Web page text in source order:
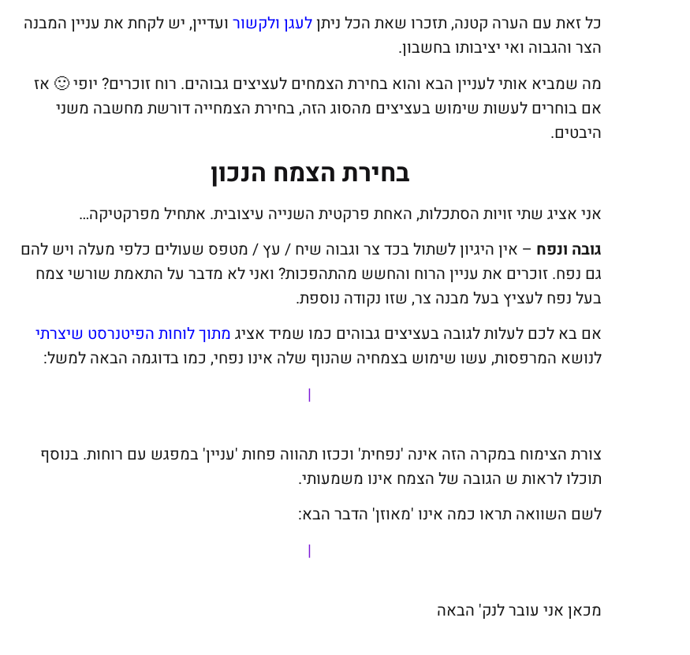
כל זאת עם הערה קטנה, תזכרו שאת הכל ניתןלעגן ולקשור ועדיין, יש לקחת את עניין המבנה
הצר והגבוה ואי יציבותו בחשבון.
מה שמביא אותי לעניין הבא והוא בחירת הצמחים לעציצים גבוהים. רוח זוכרים? יופי 🙂 אז
אם בוחרים לעשות שימוש בעציצים מהסוג הזה, בחירת הצמחייה דורשת מחשבה משני
היבטים.
בחירת הצמח הנכון
אני אציג שתי זויות הסתכלות, האחת פרקטית השנייה עיצובית. אתחיל מפרקטיקה…
גובה ונפח – אין היגיון לשתול בכד צר וגבוה שיח / עץ / מטפס שעולים כלפי מעלה ויש להם
גם נפח. זוכרים את עניין הרוח והחשש מהתהפכות? ואני לא מדבר על התאמת שורשי צמח
בעל נפח לעציץ בעל מבנה צר, שזו נקודה נוספת.
אם בא לכם לעלות לגובה בעציצים גבוהים כמו שמיד אציג מתוך לוחות הפיטנרסט שיצרתי
לנושא המרפסות, עשו שימוש בצמחיה שהנוף שלה אינו נפחי, כמו בדוגמה הבאה למשל:
|
צורת הצימוח במקרה הזה אינה 'נפחית' וככזו תהווה פחות 'עניין' במפגש עם רוחות. בנוסף
תוכלו לראות ש הגובה של הצמח אינו משמעותי.
לשם השוואה תראו כמה אינו 'מאוזן' הדבר הבא:
|
מכאן אני עובר לנק' הבאה